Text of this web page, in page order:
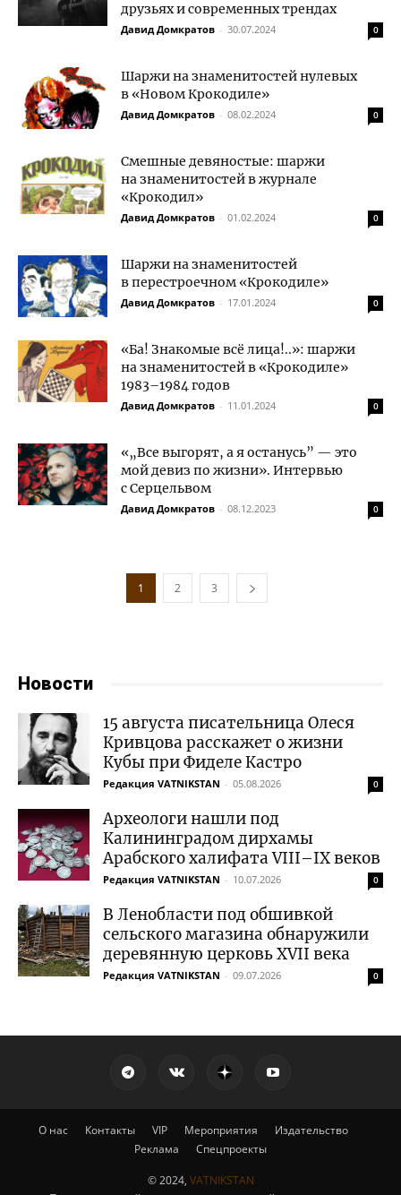
друзьях и современных трендах
Давид Домкратов - 30.07.2024 0
Шаржи на знаменитостей нулевых
в «Новом Крокодиле»
Давид Домкратов - 08.02.2024 0
Смешные девяностые: шаржи
на знаменитостей в журнале
«Крокодил»
Давид Домкратов - 01.02.2024 0
Шаржи на знаменитостей
в перестроечном «Крокодиле»
Давид Домкратов - 17.01.2024 0
«Ба! Знакомые всё лица!..»: шаржи
на знаменитостей в «Крокодиле»
1983–1984 годов
Давид Домкратов - 11.01.2024 0
«„Все выгорят, а я останусь” — это
мой девиз по жизни». Интервью
с Серцельвом
Давид Домкратов - 08.12.2023 0
1 2 3
Новости
15 августа писательница Олеся
Кривцова расскажет о жизни
Кубы при Фиделе Кастро
Редакция VATNIKSTAN - 05.08.2026 0
Археологи нашли под
Калининградом дирхамы
Арабского халифата VIII–IX веков
Редакция VATNIKSTAN - 10.07.2026 0
В Ленобласти под обшивкой
сельского магазина обнаружили
деревянную церковь XVII века
Редакция VATNIKSTAN - 09.07.2026 0
О нас Контакты VIP Мероприятия
Издательство
Реклама
Спецпроекты
© 2024, VATNIKSTAN